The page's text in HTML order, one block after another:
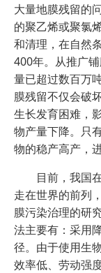
大量地膜残留的
的聚乙烯或聚氯
和清理，在自然
400年。从推广
量已超过数百万
膜残留不仅会破
生长发育困难，
物产量下降。只
物的稳产高产，
目前，我国
走在世界的前列
膜污染治理的研
法主要有：采用
径。由于使用生
效率低、劳动强